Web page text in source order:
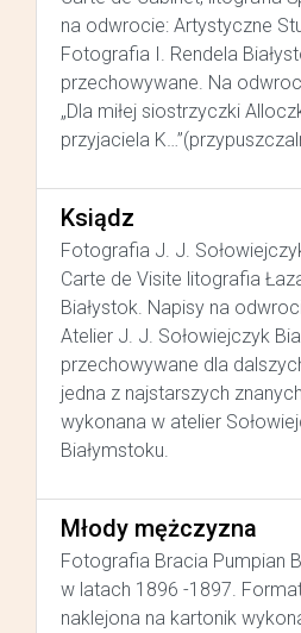
na odwrocie: Artystyczne
Fotografia I. Rendela
przechowywane. Na
„Dla miłej siostrzyczki
przyjaciela
Ksiądz
Fotografia J. J.
Carte de Visite litografia
Białystok. Napisy na
Atelier J. J. Sołowiejczyk
przechowywane dla
jedna z najstarszych
wykonana w atelier
Białymstoku.
Młody mężczyzna
Fotografia Bracia Pumpian
w latach 1896 -1897.
naklejona na kartonik